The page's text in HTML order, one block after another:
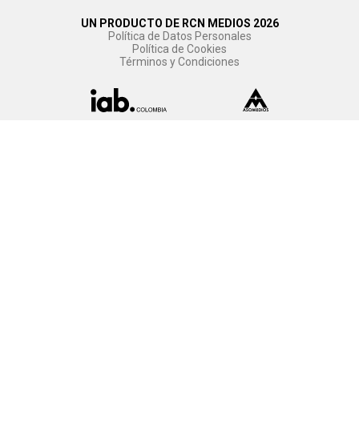
UN PRODUCTO DE RCN MEDIOS 2026
Política de Datos Personales
Política de Cookies
Términos y Condiciones